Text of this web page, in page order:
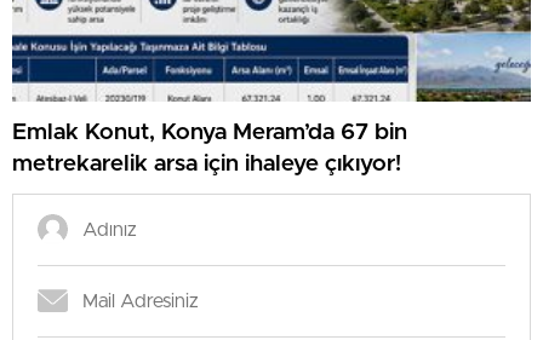
Emlak Konut, Konya Meram’da 67 bin
metrekarelik arsa için ihaleye çıkıyor!